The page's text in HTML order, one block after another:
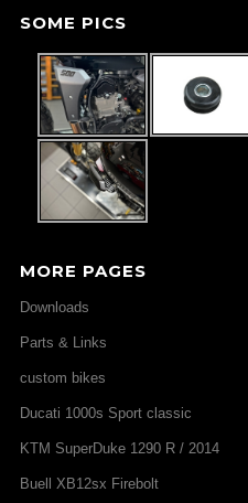
SOME PICS
MORE PAGES
Downloads
Parts & Links
custom bikes
Ducati 1000s Sport classic
KTM SuperDuke 1290 R / 2014
Buell XB12sx Firebolt